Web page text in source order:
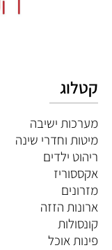
קטלוג
מערכות ישיבה
מיטות וחדרי שינה
ריהוט ילדים
אקססוריז
מזרונים
ארונות הזזה
קונסולות
פינות אוכל